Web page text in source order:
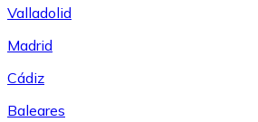
Valladolid
Madrid
Cádiz
Baleares